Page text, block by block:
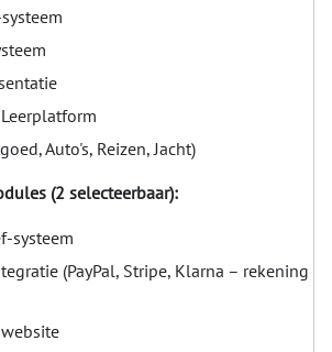
Auto's, Reizen, Jacht)
(2 selecteerbaar):
systeem
(PayPal, Stripe, Klarna – rekening